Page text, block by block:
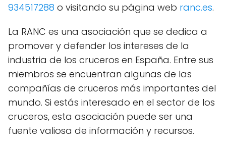
934517288 o visitando su página web ranc.es.
La RANC es una asociación que se dedica a
promover y defender los intereses de la
industria de los cruceros en España. Entre sus
miembros se encuentran algunas de las
compañías de cruceros más importantes del
mundo. Si estás interesado en el sector de los
cruceros, esta asociación puede ser una
fuente valiosa de información y recursos.